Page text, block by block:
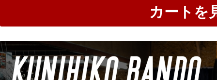
カートを